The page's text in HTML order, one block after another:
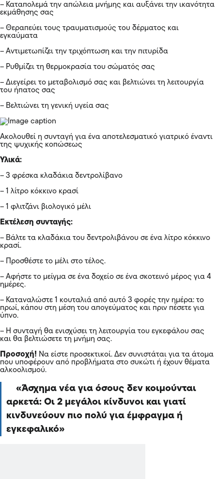
– Καταπολεμά την απώλεια μνήμης και αυξάνει την ικανότητα
εκμάθησης σας
– Θεραπεύει τους τραυματισμούς του δέρματος και
εγκαύματα
– Αντιμετωπίζει την τριχόπτωση και την πιτυρίδα
– Ρυθμίζει τη θερμοκρασία του σώματός σας
– Διεγείρει το μεταβολισμό σας και βελτιώνει τη λειτουργία
του ήπατος σας
– Βελτιώνει τη γενική υγεία σας
Ακολουθεί η συνταγή για ένα αποτελεσματικό γιατρικό έναντι
της ψυχικής κοπώσεως
Υλικά:
– 3 φρέσκα κλαδάκια ​​δεντρολίβανο
– 1 λίτρο κόκκινο κρασί
– 1 φλιτζάνι βιολογικό μέλι
Εκτέλεση συνταγής:
– Βάλτε τα κλαδάκια του δεντρολιβάνου σε ένα λίτρο κόκκινο
κρασί.
– Προσθέστε το μέλι στο τέλος.
– Αφήστε το μείγμα σε ένα δοχείο σε ένα σκοτεινό μέρος για 4
ημέρες.
– Καταναλώστε 1 κουταλιά από αυτό 3 φορές την ημέρα: το
πρωί, κάπου στη μέση του απογεύματος και πριν πέσετε για
ύπνο.
– Η συνταγή θα ενισχύσει τη λειτουργία του εγκεφάλου σας
και θα βελτιώσετε τη μνήμη σας.
Προσοχή! Να είστε προσεκτικοί. Δεν συνιστάται για τα άτομα
που υποφέρουν από προβλήματα στο συκώτι ή έχουν θέματα
αλκοολισμού.
Άσχημα νέα για όσους δεν κοιμούνται
αρκετά: Οι 2 μεγάλοι κίνδυνοι και γιατί
κινδυνεύουν πιο πολύ για έμφραγμα ή
εγκεφαλικό